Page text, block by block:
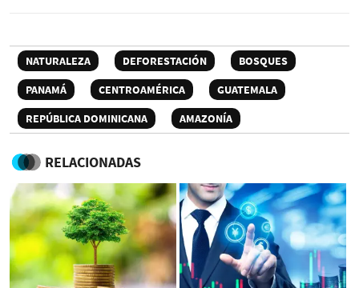
NATURALEZA DEFORESTACIÓN
BOSQUES
PANAMÁ
CENTROAMÉRICA
GUATEMALA
REPÚBLICA DOMINICANA
AMAZONÍA
RELACIONADAS